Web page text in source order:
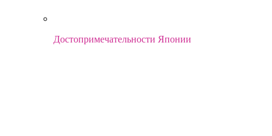
Достопримечательности Японии